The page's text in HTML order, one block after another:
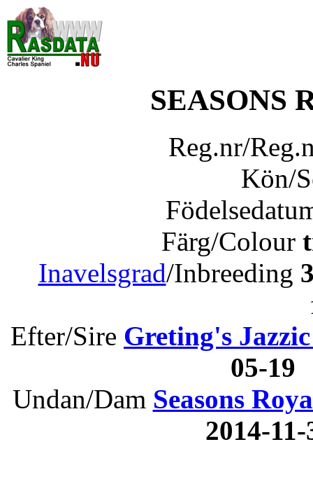
SEASONS
Reg.nr/
Kön/
Färg/Colour
Inavelsgrad/Inbreeding
Efter/Sire Greting's
05-
Undan/Dam Seasons
2014-